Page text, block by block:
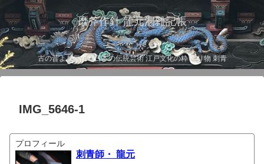
磨斧作針 龍元洞雑記帳
古の昔より伝わる日本の伝統芸術 江戸文化の粋 彫り物 刺青
IMG_5646-1
プロフィール
刺青師・ 龍元